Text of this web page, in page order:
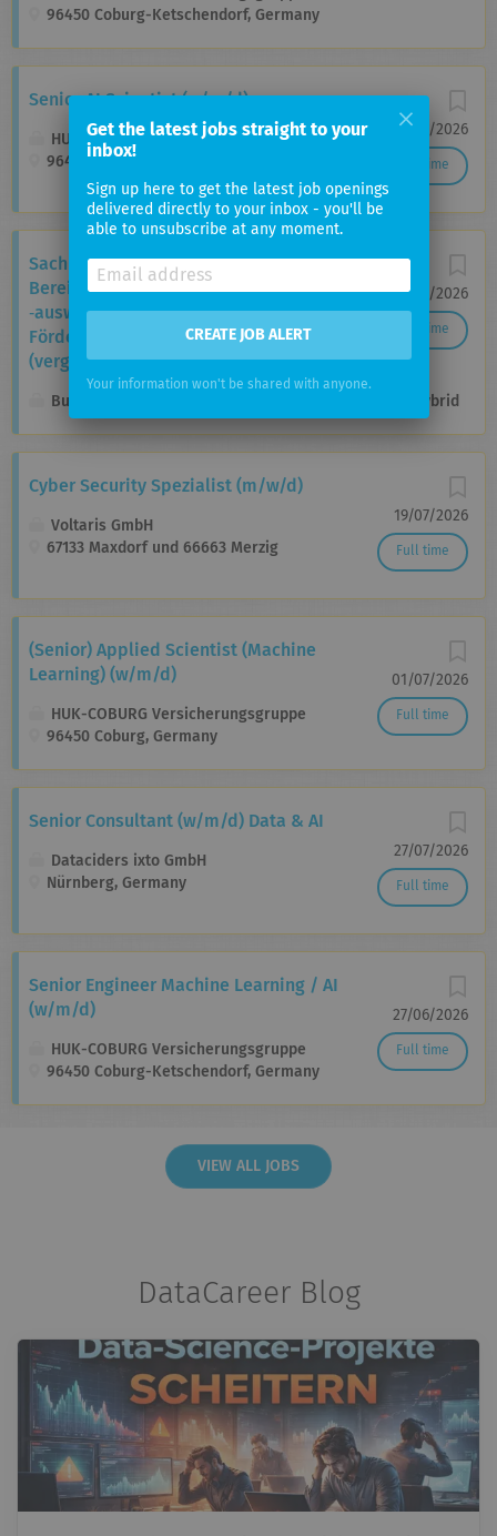
96450 Coburg-Ketschendorf, Germany
01/07/2026
Full time
Senior AI Scientist (w/m/d)
HUK-COBURG Versicherungsgruppe
96450 Coburg, Germany
05/08/2026
Full time
Sachbearbeitung (m/w/d) für den
Bereich Daten­analyse und
‑auswertung in der Abteilung
Fördermittel­management im
(vergleichbaren) gehobenen Dienst
Bundesamt für Auswärtige Angelegenheiten Hybrid
19/07/2026
Full time
Cyber Security Spezialist (m/w/d)
Voltaris GmbH
67133 Maxdorf und 66663 Merzig
01/07/2026
Full time
(Senior) Applied Scientist (Machine
Learning) (w/m/d)
HUK-COBURG Versicherungsgruppe
96450 Coburg, Germany
27/07/2026
Full time
Senior Consultant (w/m/d) Data & AI
Dataciders ixto GmbH
Nürnberg, Germany
27/06/2026
Full time
Senior Engineer Machine Learning / AI
(w/m/d)
HUK-COBURG Versicherungsgruppe
96450 Coburg-Ketschendorf, Germany
VIEW ALL JOBS
DataCareer Blog
Get the latest jobs straight to your
inbox!
Sign up here to get the latest job openings
delivered directly to your inbox - you'll be
able to unsubscribe at any moment.
CREATE JOB ALERT
Your information won't be shared with anyone.